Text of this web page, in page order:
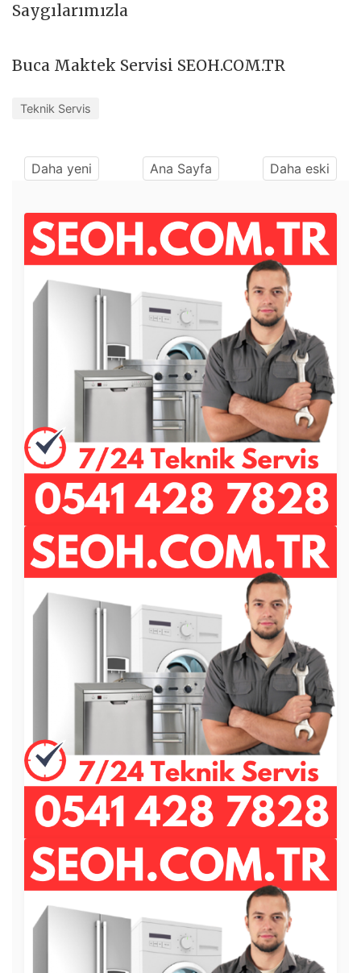
Saygılarımızla
Buca Maktek Servisi SEOH.COM.TR
Teknik Servis
Daha yeni Ana Sayfa Daha eski